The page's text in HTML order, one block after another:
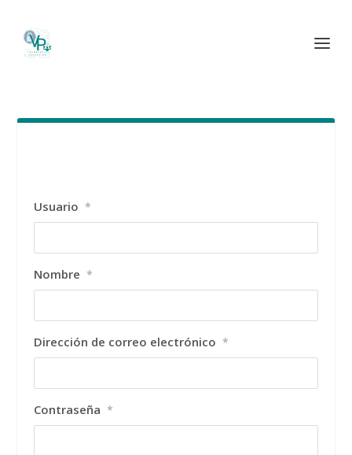
Usuario *
Nombre *
Dirección de correo electrónico *
Contraseña *